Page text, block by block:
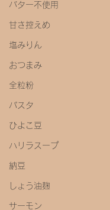
バター不使用
甘さ控えめ
塩みりん
おつまみ
全粒粉
パスタ
ひよこ豆
ハリラスープ
納豆
しょう油麹
サーモン